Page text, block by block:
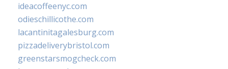
ideacoffeenyc.com
odieschillicothe.com
lacantinitagalesburg.com
pizzadeliverybristol.com
greenstarsmogcheck.com